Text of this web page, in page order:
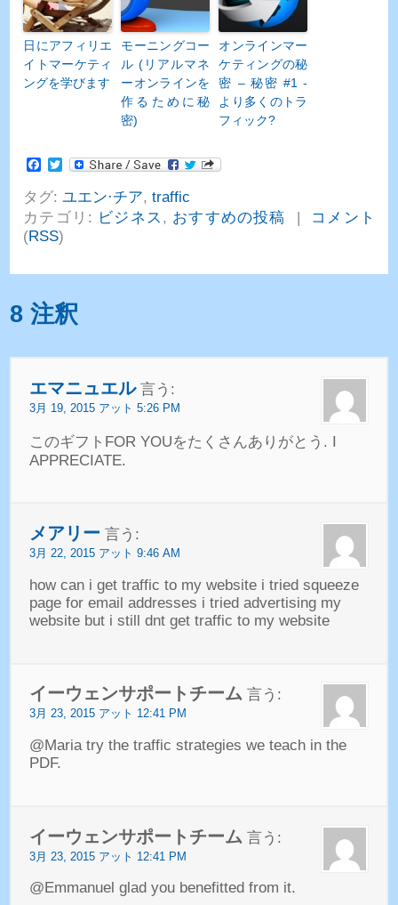
日にアフィリエ
イトマーケティ
ングを学びます
モーニングコー
ル (リアルマネ
ーオンラインを
作るために秘
密)
オンラインマー
ケティングの秘
密 – 秘密 #1 -
より多くのトラ
フィック?
Facebook
Twitter
タグ:ユエン·チア,traffic
カテゴリ: ビジネス , おすすめの投稿
コメント
(RSS)
8 注釈
エマニュエル 言う:
3月 19, 2015 アット 5:26 PM
このギフトFOR YOUをたくさんあり​​がとう. I
APPRECIATE.
メアリー 言う:
3月 22, 2015 アット 9:46 AM
how can i get traffic to my website i tried squeeze
page for email addresses i tried advertising my
website but i still dnt get traffic to my website
イーウェンサポートチーム 言う:
3月 23, 2015 アット 12:41 PM
@Maria try the traffic strategies we teach in the
PDF.
イーウェンサポートチーム 言う:
3月 23, 2015 アット 12:41 PM
@Emmanuel glad you benefitted from it.